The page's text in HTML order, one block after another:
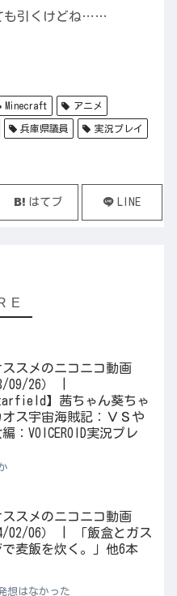
も引くけどね……
Minecraft アニメ
兵庫県議員 実況プレイ
はてブ LINE
スメのニコニコ動画
09/26） |
】茜ちゃん葵ちゃ
オス宇宙海賊記：ＶＳや
：VOICEROID実況プレ
ススメのニコニコ動画
02/06） | 「飯盒とガス
で麦飯を炊く。」他6本
想はなかった